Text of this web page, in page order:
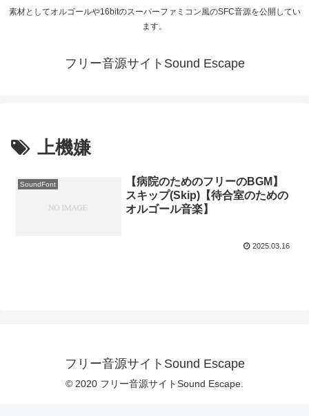
素材としてオルゴールや16bitのスーパーファミコン風のSFC音源を公開してい
ます。
フリー音源サイトSound Escape
上機嫌
SoundFont
【病院のためのフリーのBGM】
スキップ(Skip)【待合室のための
オルゴール音楽】
2025.03.16
フリー音源サイトSound Escape
© 2020 フリー音源サイトSound Escape.